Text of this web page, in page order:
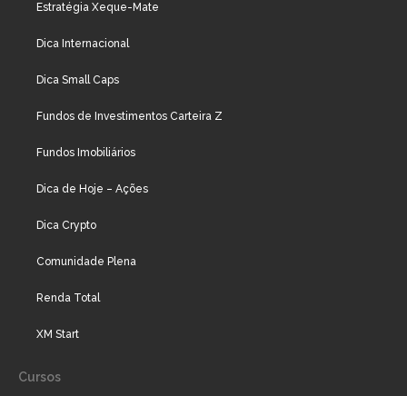
Estratégia Xeque-Mate
Dica Internacional
Dica Small Caps
Fundos de Investimentos Carteira Z
Fundos Imobiliários
Dica de Hoje – Ações
Dica Crypto
Comunidade Plena
Renda Total
XM Start
Cursos